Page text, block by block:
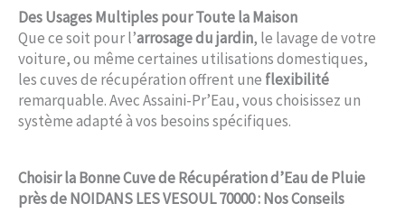
Des Usages Multiples pour Toute la Maison
Que ce soit pour l’arrosage du jardin, le lavage de votre
voiture, ou même certaines utilisations domestiques,
les cuves de récupération offrent une flexibilité
remarquable. Avec Assaini-Pr’Eau, vous choisissez un
système adapté à vos besoins spécifiques.
Choisir la Bonne Cuve de Récupération d’Eau de Pluie
près de NOIDANS LES VESOUL 70000 : Nos Conseils